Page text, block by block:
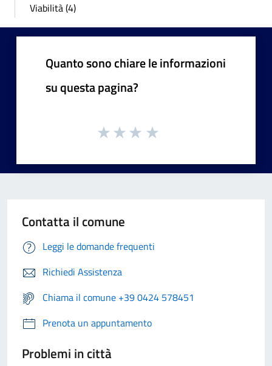
Viabilità (4)
Quanto sono chiare le informazioni
su questa pagina?
Contatta il comune
Leggi le domande frequenti
Richiedi Assistenza
Chiama il comune +39 0424 578451
Prenota un appuntamento
Problemi in città